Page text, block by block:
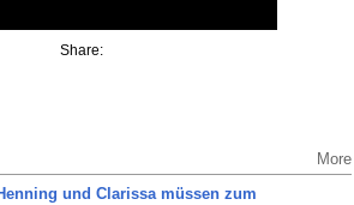
Share:
More
und Clarissa müssen zum